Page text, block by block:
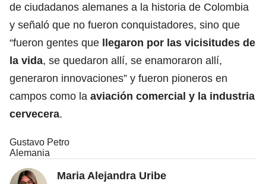
de ciudadanos alemanes a la historia de Colombia
y señaló que no fueron conquistadores, sino que
“fueron gentes que llegaron por las vicisitudes de
la vida, se quedaron allí, se enamoraron allí,
generaron innovaciones” y fueron pioneros en
campos como la aviación comercial y la industria
cervecera.
Gustavo Petro
Alemania
Maria Alejandra Uribe